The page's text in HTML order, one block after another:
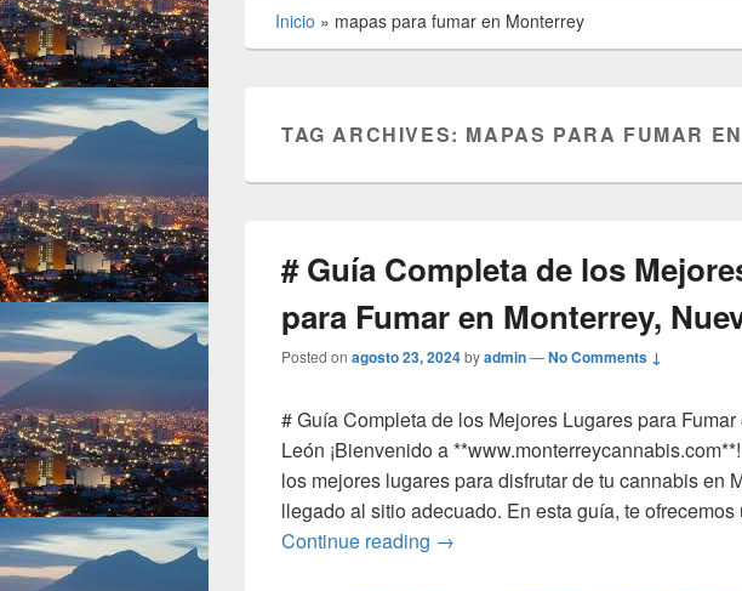
Inicio » mapas para fumar en Monterrey
TAG ARCHIVES: MAPAS PARA FUMAR
# Guía Completa de los
para Fumar en Monterrey,
Posted on agosto 23, 2024byadmin—No Comments ↓
# Guía Completa de los Mejores Lugares para
León ¡Bienvenido a
los mejores lugares para disfrutar de tu cannabis en
llegado al sitio adecuado. En esta guía, te ofrecemos
Continue reading # Guía Completa de los Mejores
→